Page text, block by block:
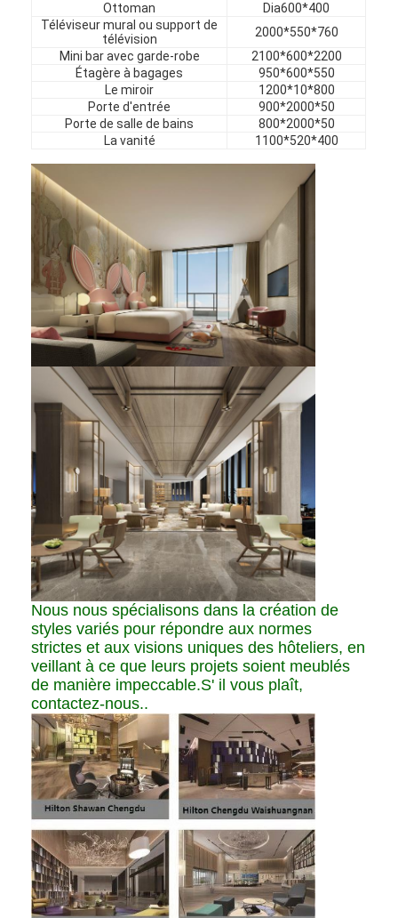
Meubles d'hôtel
Meubles de maison
Meubles pour appartements
Meubles de clubs commerciaux
Meubles de salle à manger
Meubles de bureau
Mobilier fixe
Meubles tapissés
Ottoman
Dia600*400
Téléviseur mural ou support de
télévision
2000*550*760
Mini bar avec garde-robe
2100*600*2200
Étagère à bagages
950*600*550
Le miroir
1200*10*800
Porte d'entrée
900*2000*50
Porte de salle de bains
800*2000*50
La vanité
1100*520*400
Nous nous spécialisons dans la création de
styles variés pour répondre aux normes
strictes et aux visions uniques des hôteliers, en
veillant à ce que leurs projets soient meublés
de manière impeccable.S' il vous plaît,
contactez-nous..